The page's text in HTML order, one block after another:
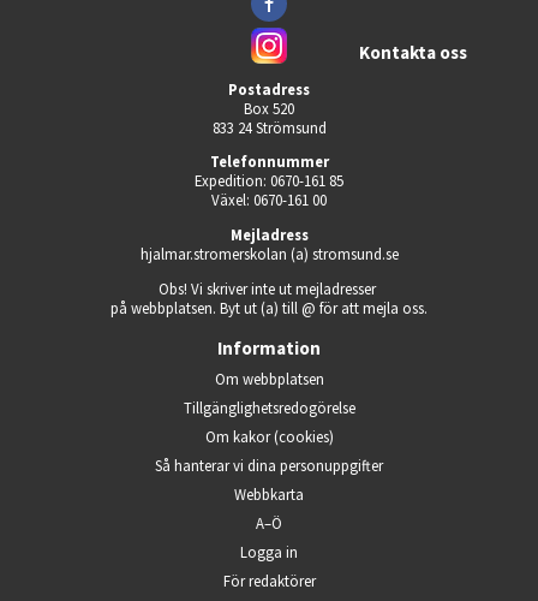
Kontakta oss
Postadress
Box 520
833 24 Strömsund
Telefonnummer
Expedition: 0670-161 85
Växel: 0670-161 00
Mejladress
hjalmar.stromerskolan (a) stromsund.se
Obs! Vi skriver inte ut mejladresser
på webbplatsen. Byt ut (a) till @ för att mejla oss.
Information
Om webbplatsen
Tillgänglighets­redogörelse
Om kakor (cookies)
Så hanterar vi dina person­uppgifter
Webbkarta
A–Ö
Logga in
För redaktörerÖppnas i nytt fönster.